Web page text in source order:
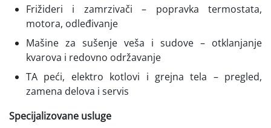
Frižideri i zamrzivači – popravka termostata,
motora, odleđivanje
Mašine za sušenje veša i sudove – otklanjanje
kvarova i redovno održavanje
TA peći, elektro kotlovi i grejna tela – pregled,
zamena delova i servis
Specijalizovane usluge